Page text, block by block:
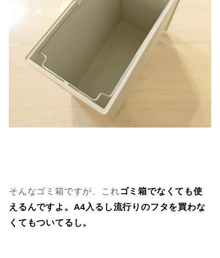
そんなゴミ箱ですが、これゴミ箱でなくても使
えるんですよ。A4入るし流行りのフタを買わな
くてもついてるし。